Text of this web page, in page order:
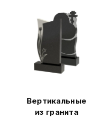
Вертикальные
из гранита